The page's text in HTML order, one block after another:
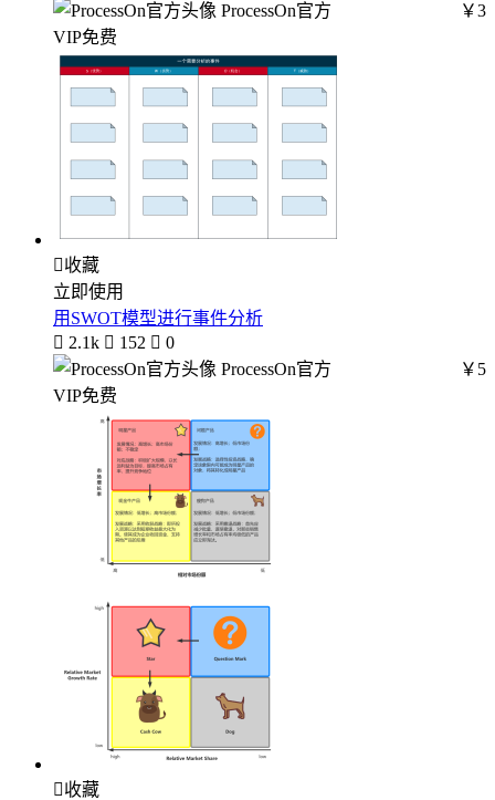
ProcessOn官方
￥3
VIP免费
收藏
立即使用
用SWOT模型进行事件分析
 2.1k  152  0
ProcessOn官方
￥5
VIP免费
收藏